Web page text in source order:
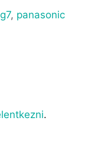
, panasonic
.